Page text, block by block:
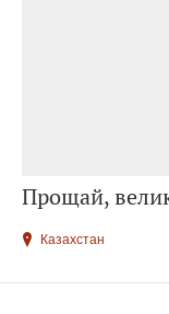
Прощай,
Казахстан